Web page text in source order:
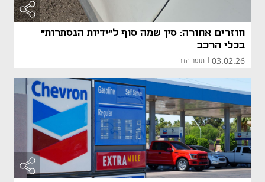
חוזרים אחורה: סין שמה סוף ל"ידיות הנסתרות"
בכלי הרכב
03.02.26 תומר הדר